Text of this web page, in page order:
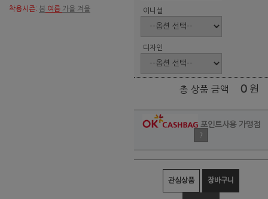
착용시즌: 봄 여름 가을 겨울 이니셜
디자인
총 상품 금액 0 원
포인트사용 가맹점
?
관심상품 장바구니